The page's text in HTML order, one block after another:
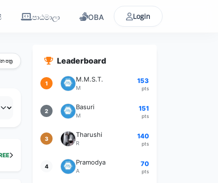
පාඨමාලා OBA Login
පත්‍ර Leaderboard
1
M.M.S.T.
M
153
pts
2
Basuri
M
151
pts
3
Tharushi
R
140
pts
4
Pramodya
A
70
pts